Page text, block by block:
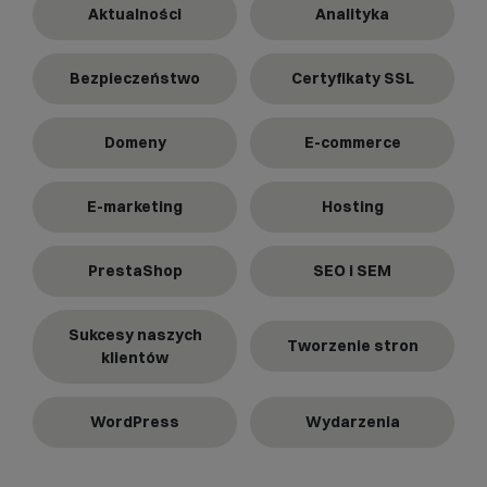
Aktualności Analityka
Bezpieczeństwo Certyfikaty SSL
Domeny E-commerce
E-marketing Hosting
PrestaShop SEO i SEM
Sukcesy naszych
klientów
Tworzenie stron
WordPress Wydarzenia